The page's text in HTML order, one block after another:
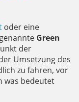
oder eine
Green
der
Umsetzung des
zu fahren, vor
was bedeutet